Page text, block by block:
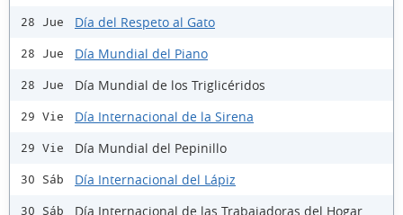
28 Jue Día del Respeto al Gato
28 Jue Día Mundial del Piano
28 Jue Día Mundial de los Triglicéridos
29 Vie Día Internacional de la Sirena
29 Vie Día Mundial del Pepinillo
30 Sáb Día Internacional del Lápiz
30 Sáb Día Internacional de las Trabajadoras del Hogar